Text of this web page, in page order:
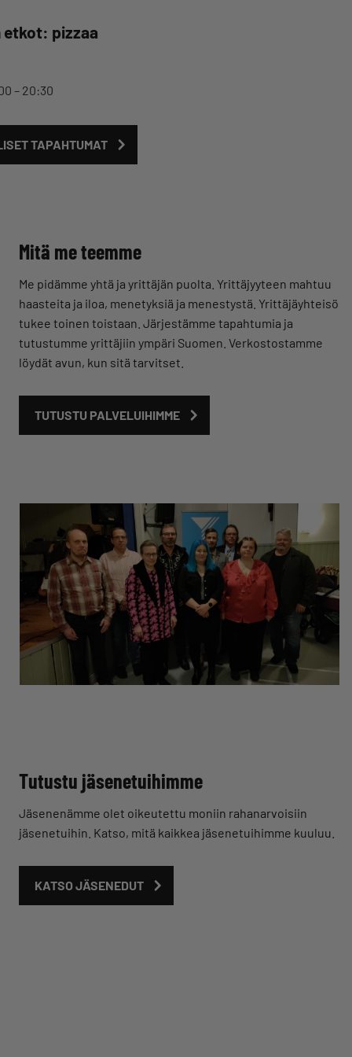
etkot: pizzaa
– 20:30
TAPAHTUMAT
Mitä me teemme
Me pidämme yhtä ja yrittäjän puolta. Yrittäjyyteen mahtuu
haasteita ja iloa, menetyksiä ja menestystä. Yrittäjäyhteisö
tukee toinen toistaan. Järjestämme tapahtumia ja
tutustumme yrittäjiin ympäri Suomen. Verkostostamme
löydät avun, kun sitä tarvitset.
TUTUSTU PALVELUIHIMME
Tutustu jäsenetuihimme
Jäsenenämme olet oikeutettu moniin rahanarvoisiin
jäsenetuihin. Katso, mitä kaikkea jäsenetuihimme kuuluu.
KATSO JÄSENEDUT